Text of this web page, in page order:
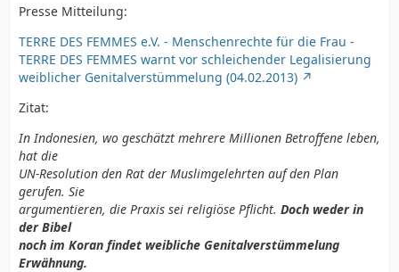
Presse Mitteilung:
TERRE DES FEMMES e.V. - Menschenrechte für die Frau -
TERRE DES FEMMES warnt vor schleichender Legalisierung
weiblicher Genitalverstümmelung (04.02.2013)
Zitat:
In Indonesien, wo geschätzt mehrere Millionen Betroffene leben,
hat die
UN-Resolution den Rat der Muslimgelehrten auf den Plan
gerufen. Sie
argumentieren, die Praxis sei religiöse Pflicht. Doch weder in
der Bibel
noch im Koran findet weibliche Genitalverstümmelung
Erwähnung.